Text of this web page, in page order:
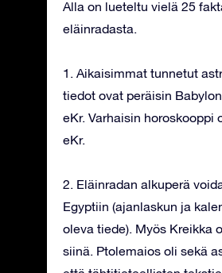
Alla on lueteltu vielä 25
eläinradasta.
1. Aikaisimmat tunnetut
tiedot ovat peräisin
eKr. Varhaisin horoskooppi
eKr.
2. Eläinradan alkuperä
Egyptiin (ajanlaskun ja
oleva tiede). Myös Kreikka
siinä. Ptolemaios oli sekä